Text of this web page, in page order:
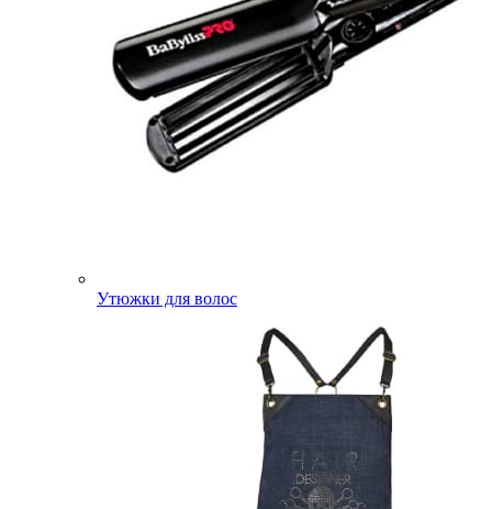
Утюжки для волос